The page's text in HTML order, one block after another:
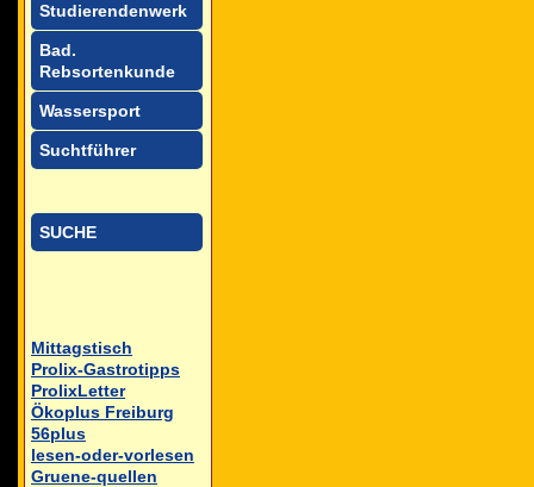
Studierendenwerk
Bad.
Rebsortenkunde
Wassersport
Suchtführer
SUCHE
Mittagstisch
Prolix-Gastrotipps
ProlixLetter
Ökoplus Freiburg
56plus
lesen-oder-vorlesen
Gruene-quellen